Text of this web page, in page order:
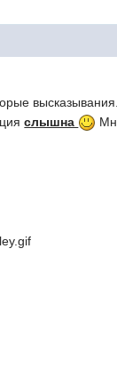
высказывания.
слышна